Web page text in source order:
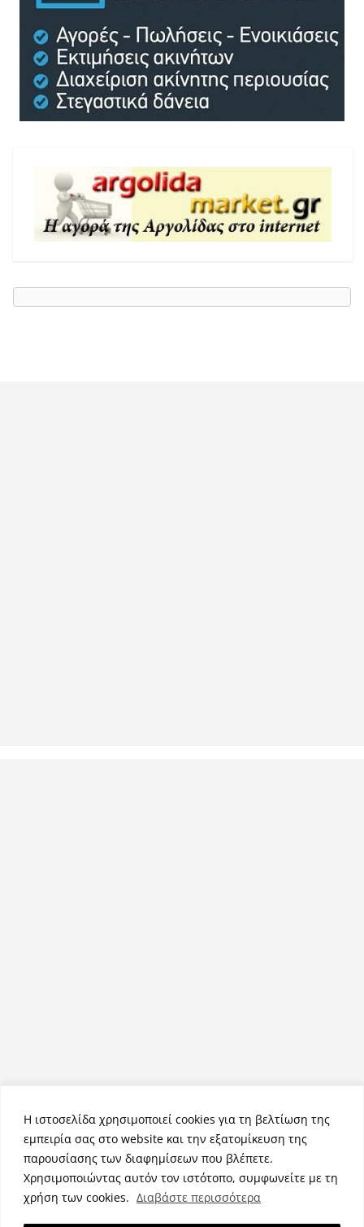
Η ιστοσελίδα χρησιμοποιεί cookies για τη βελτίωση της
εμπειρία σας στο website και την εξατομίκευση της
παρουσίασης των διαφημίσεων που βλέπετε.
Χρησιμοποιώντας αυτόν τον ιστότοπο, συμφωνείτε με τη
χρήση των cookies. Διαβάστε περισσότερα
Πνευματικά Δικαιώματα © 2026NemeaPress. Τα πνευματικά
δικαιώματα προστατεύονται.
Θέμα:ColorMagαπό ThemeGrill. Κατασκευασμένο με